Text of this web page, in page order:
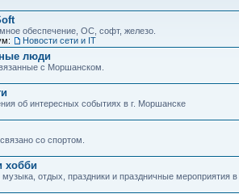
обеспечение, ОС, софт, железо.
Новости сети и IT
люди
с Моршанском.
об интересных событиях в г. Моршанске
со спортом.
хобби
отдых, праздники и праздничные мероприятия